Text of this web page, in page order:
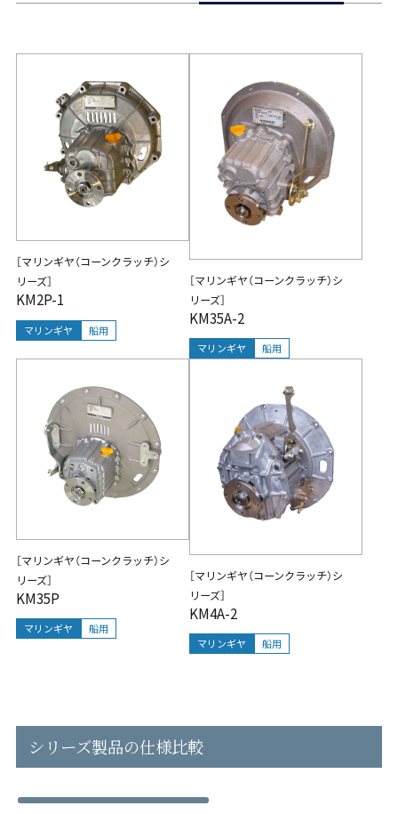
［マリンギヤ（コーンクラッチ）シ
リーズ］
KM2P-1
マリンギヤ 船用
［マリンギヤ（コーンクラッチ）シ
リーズ］
KM35A-2
マリンギヤ 船用
［マリンギヤ（コーンクラッチ）シ
リーズ］
KM35P
マリンギヤ 船用
［マリンギヤ（コーンクラッチ）シ
リーズ］
KM4A-2
マリンギヤ 船用
シリーズ製品の仕様比較